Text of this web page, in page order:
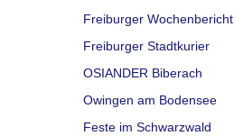
Freiburger Wochenbericht
Freiburger Stadtkurier
OSIANDER Biberach
Owingen am Bodensee
Feste im Schwarzwald